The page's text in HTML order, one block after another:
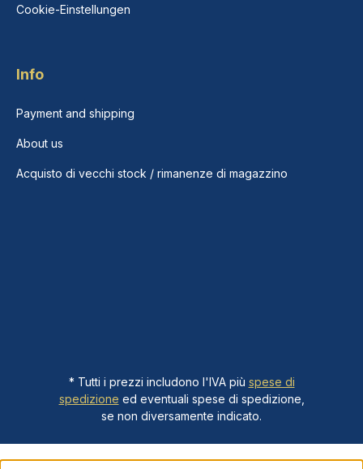
Cookie-Einstellungen
Info
Payment and shipping
About us
Acquisto di vecchi stock / rimanenze di magazzino
* Tutti i prezzi includono l'IVA più spese di
spedizione ed eventuali spese di spedizione,
se non diversamente indicato.